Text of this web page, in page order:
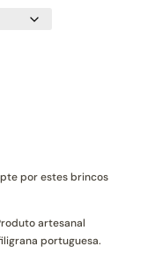
por estes brincos
artesanal
portuguesa.